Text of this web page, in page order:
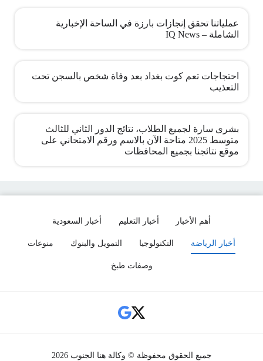
عملياتنا تحقق إنجازات بارزة في الساحة الإخبارية
الشاملة – IQ News
احتجاجات تعم كوت بغداد بعد وفاة شخص بالسجن تحت
التعذيب
بشرى سارة لجميع الطلاب، نتائج الدور الثاني للثالث
متوسط 2025 متاحة الآن بالاسم ورقم الامتحاني على
موقع نتائجنا بجميع المحافظات
أهم الأخبار أخبار التعليم أخبار السعودية
أخبار الرياضة التكنولوجيا التمويل والبنوك منوعات
وصفات طبخ
Social Links
جميع الحقوق محفوظة © وكالة هنا الجنوب 2026